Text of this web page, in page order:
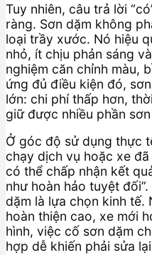
Tuy nhiên, câu trả lời
ràng. Sơn dặm không
loại trầy xước. Nó hiệu
nhỏ, ít chịu phản sáng
nghiệm căn chỉnh màu,
ứng đủ điều kiện đó,
lớn: chi phí thấp hơn,
giữ được nhiều phần
Ở góc độ sử dụng thực
chạy dịch vụ hoặc xe
có thể chấp nhận kết
như hoàn hảo tuyệt
dặm là lựa chọn kinh tế.
hoàn thiện cao, xe mới
hình, việc cố sơn dặm
hợp dễ khiến phải sửa